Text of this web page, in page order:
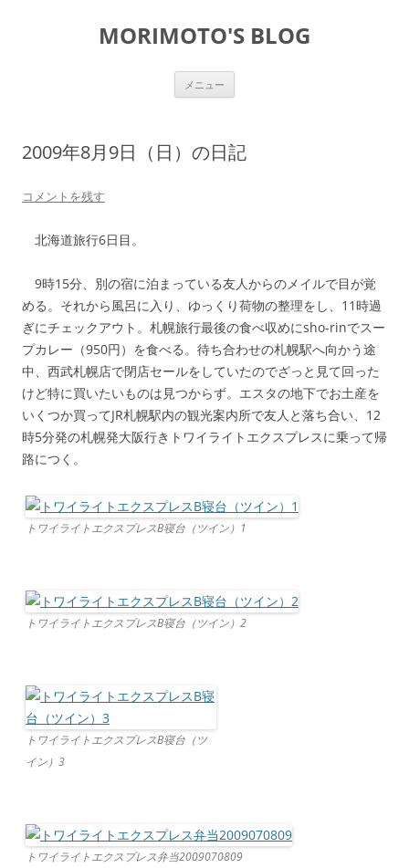
MORIMOTO'S BLOG
メニュー
2009年8月9日（日）の日記
コメントを残す
北海道旅行6日目。
9時15分、別の宿に泊まっている友人からのメイルで目が覚
める。それから風呂に入り、ゆっくり荷物の整理をし、11時過
ぎにチェックアウト。札幌旅行最後の食べ収めにsho-rinでスー
プカレー（950円）を食べる。待ち合わせの札幌駅へ向かう途
中、西武札幌店で閉店セールをしていたのでざっと見て回った
けど特に買いたいものは見つからず。エスタの地下でお土産を
いくつか買ってJR札幌駅内の観光案内所で友人と落ち合い、12
時5分発の札幌発大阪行きトワイライトエクスプレスに乗って帰
路につく。
トワイライトエクスプレスB寝台（ツイン）1
トワイライトエクスプレスB寝台（ツイン）2
トワイライトエクスプレスB寝台（ツ
イン）3
トワイライトエクスプレス弁当2009070809